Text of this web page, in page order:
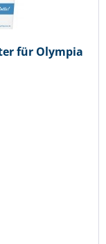
für Olympia